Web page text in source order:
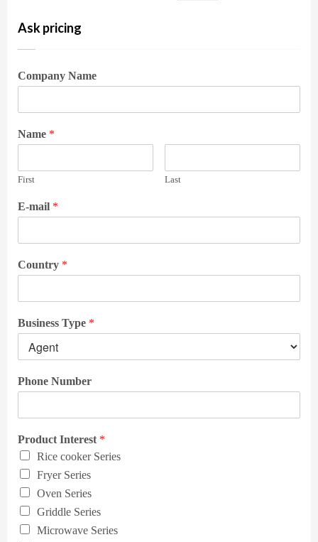
Ask pricing
Company Name
Name *
First Last
E-mail *
Country *
Business Type *
Phone Number
Product Interest *
Rice cooker Series
Fryer Series
Oven Series
Griddle Series
Microwave Series